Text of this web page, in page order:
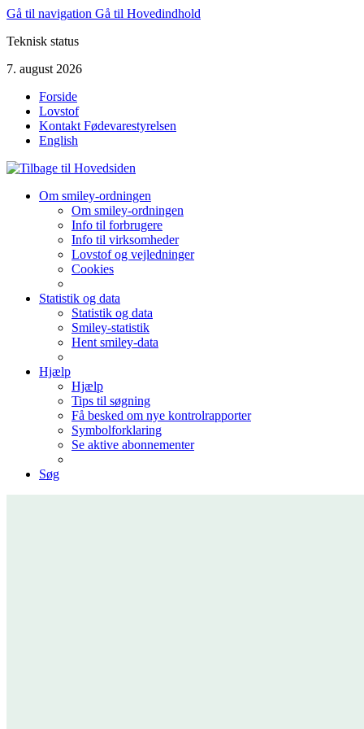
Gå til navigation Gå til Hovedindhold
Teknisk status
7. august 2026
Forside
Lovstof
Kontakt Fødevarestyrelsen
English
Om smiley-ordningen
Om smiley-ordningen
Info til forbrugere
Info til virksomheder
Lovstof og vejledninger
Cookies
Statistik og data
Statistik og data
Smiley-statistik
Hent smiley-data
Hjælp
Hjælp
Tips til søgning
Få besked om nye kontrolrapporter
Symbolforklaring
Se aktive abonnementer
Søg